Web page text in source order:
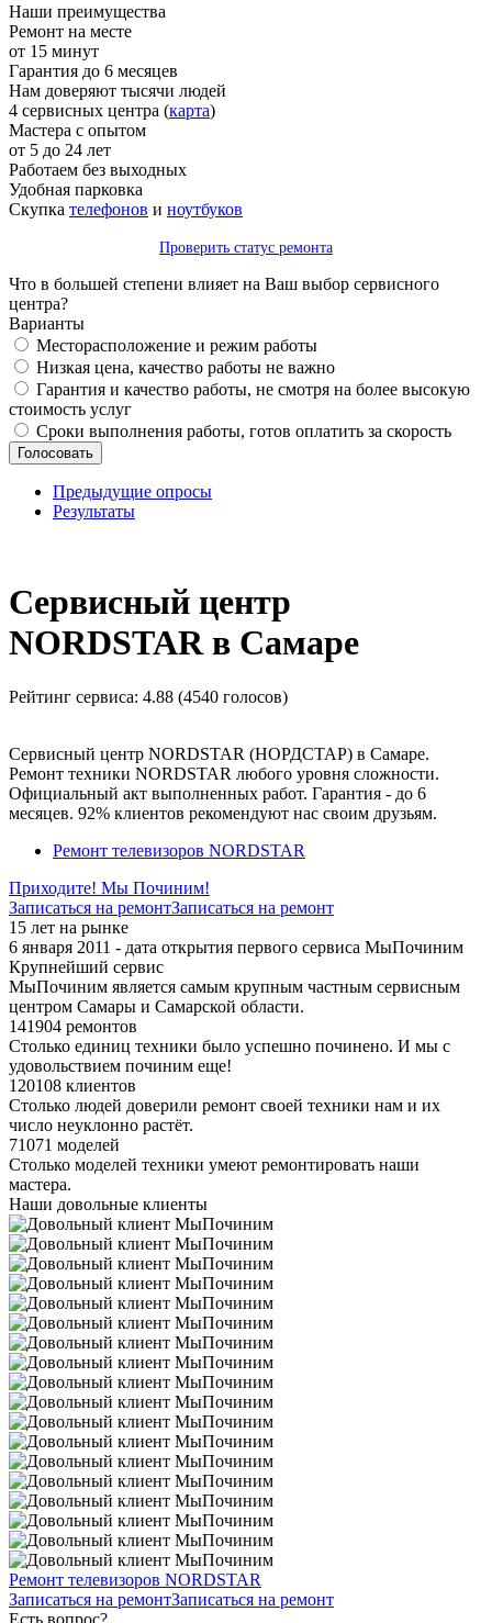
Наши преимущества
Ремонт на месте
от 15 минут
Гарантия до 6 месяцев
Нам доверяют тысячи людей
4 сервисных центра (карта)
Мастера с опытом
от 5 до 24 лет
Работаем без выходных
Удобная парковка
Скупка телефонов и ноутбуков
Проверить статус ремонта
Что в большей степени влияет на Ваш выбор сервисного
центра?
Варианты
Месторасположение и режим работы
Низкая цена, качество работы не важно
Гарантия и качество работы, не смотря на более высокую
стоимость услуг
Сроки выполнения работы, готов оплатить за скорость
Предыдущие опросы
Результаты
Сервисный центр
NORDSTAR в Самаре
Рейтинг сервиса: 4.88 (4540 голосов)
Сервисный центр NORDSTAR (НОРДСТАР) в Самаре.
Ремонт техники NORDSTAR любого уровня сложности.
Официальный акт выполненных работ. Гарантия - до 6
месяцев. 92% клиентов рекомендуют нас своим друзьям.
Ремонт телевизоров NORDSTAR
Приходите! Мы Починим!
Записаться на ремонтЗаписаться на ремонт
15 лет на рынке
6 января 2011 - дата открытия первого сервиса МыПочиним
Крупнейший сервис
МыПочиним является самым крупным частным сервисным
центром Самары и Самарской области.
141904 ремонтов
Столько единиц техники было успешно починено. И мы с
удовольствием починим еще!
120108 клиентов
Столько людей доверили ремонт своей техники нам и их
число неуклонно растёт.
71071 моделей
Столько моделей техники умеют ремонтировать наши
мастера.
Наши довольные клиенты
Ремонт телевизоров NORDSTAR
Записаться на ремонтЗаписаться на ремонт
Есть вопрос?